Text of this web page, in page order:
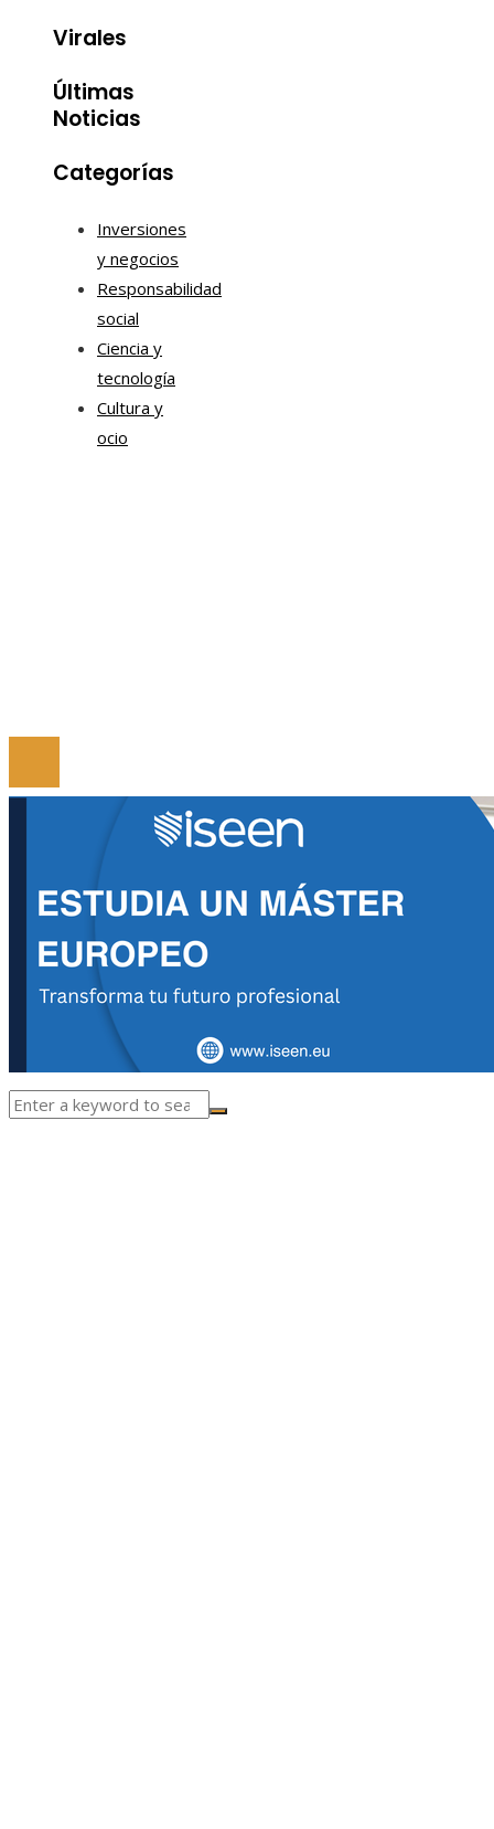
Virales
Últimas
Noticias
Categorías
Inversiones
y negocios
Responsabilidad
social
Ciencia y
tecnología
Cultura y
ocio